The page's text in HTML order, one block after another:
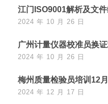
江门ISO9001解析及文
2024 年 10 月 26 日
广州计量仪器校准员换
2024 年 10 月 26 日
梅州质量检验员培训12
2024 年 12 月 17 日